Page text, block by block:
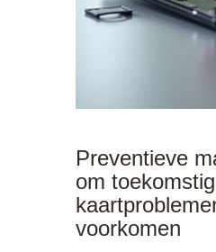
Preventieve
om
voorkomen